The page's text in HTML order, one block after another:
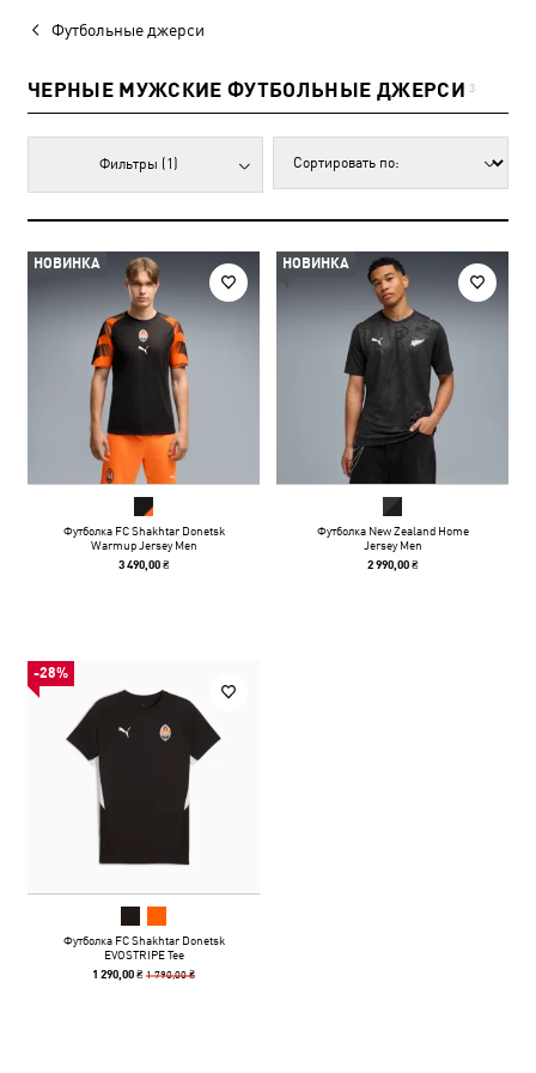
Футбольные джерси
ЧЕРНЫЕ МУЖСКИЕ ФУТБОЛЬНЫЕ ДЖЕРСИ 3
Фильтры (1)
НОВИНКА
Футболка FC Shakhtar Donetsk
Warmup Jersey Men
3 490,00 ₴
НОВИНКА
Футболка New Zealand Home
Jersey Men
2 990,00 ₴
-28%
Футболка FC Shakhtar Donetsk
EVOSTRIPE Tee
1 290,00 ₴1 790,00 ₴